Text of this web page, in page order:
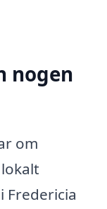
nogen
om
Fredericia